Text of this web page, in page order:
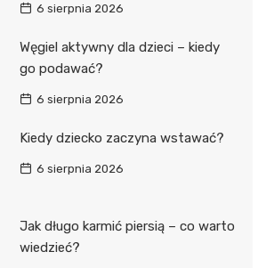
6 sierpnia 2026
Węgiel aktywny dla dzieci – kiedy
go podawać?
6 sierpnia 2026
Kiedy dziecko zaczyna wstawać?
6 sierpnia 2026
Jak długo karmić piersią – co warto
wiedzieć?